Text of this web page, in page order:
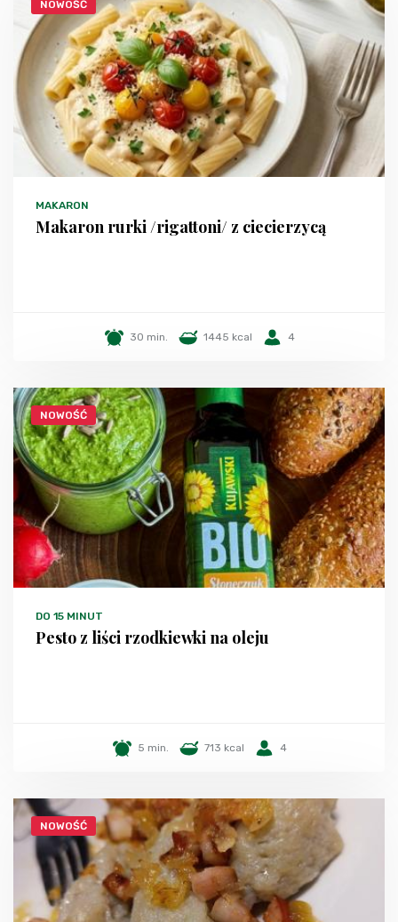
NOWOŚĆ
MAKARON
Makaron rurki /rigattoni/ z ciecierzycą
30 min. 1445 kcal 4
NOWOŚĆ
DO 15 MINUT
Pesto z liści rzodkiewki na oleju
5 min. 713 kcal 4
NOWOŚĆ